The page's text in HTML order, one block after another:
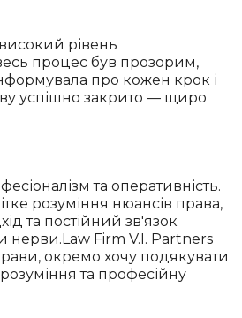
рівень
процес був прозорим,
про кожен крок і
успішно закрито — щиро
та оперативність.
розуміння нюансів права,
та постійний зв'язок
нерви.Law Firm V.I. Partners
окремо хочу подякувати
та професійну